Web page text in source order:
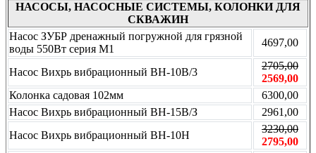
НАСОСЫ, НАСОСНЫЕ СИСТЕМЫ, КОЛОНКИ ДЛЯ
СКВАЖИН
Насос ЗУБР дренажный погружной для грязной
воды 550Вт серия М1
4697,00
Насос Вихрь вибрационный ВН-10В/3
2705,00
2569,00
Колонка садовая 102мм
6300,00
Насос Вихрь вибрационный ВН-15В/З
2961,00
Насос Вихрь вибрационный ВН-10Н
3230,00
2795,00